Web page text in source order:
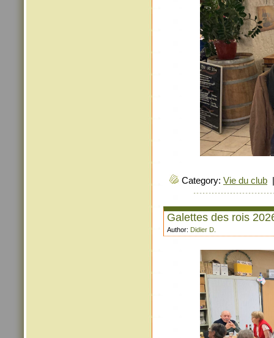
Category: Vie du club
Galettes des rois
Author: Didier D.